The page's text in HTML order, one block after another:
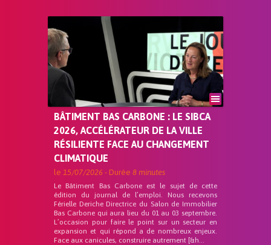
BÂTIMENT BAS CARBONE : LE SIBCA
2026, ACCÉLÉRATEUR DE LA VILLE
RÉSILIENTE FACE AU CHANGEMENT
CLIMATIQUE
le 15/07/2026 - Durée 8 minutes
Le Bâtiment Bas Carbone est le sujet de cette
édition du journal de l’emploi. Nous recevons
Férielle Deriche Directrice du Salon de Immobilier
Bas Carbone qui aura lieu du 01 au 03 septembre.
L’occasion pour faire le point sur un secteur en
expansion et qui répond a de nombreux enjeux.
Face aux canicules, construire autrement [&h...